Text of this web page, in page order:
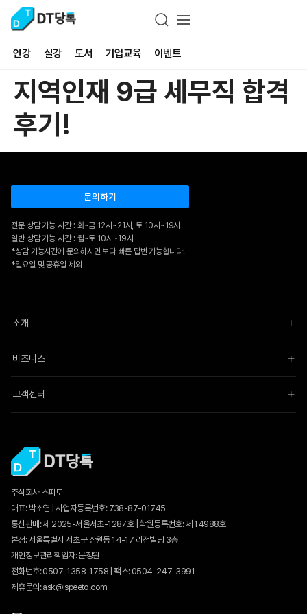
인강 실강 도서 기업교육 이벤트
지역인재 9급 세무직 합격
후기!
문의하기
전문 상담 가능 시간 : 화~금 12시~21시, 토 10시~19시
일반 상담 가능 시간 : 월~토 10시~19시
*상담 가능시간에 문의하시면 보다 빠른 답변 가능합니다.
*일요일 및 공휴일 제외
소개
비즈니스
고객센터
주식회사 스피토
대표: 박소연 | 사업자등록번호: 738-87-01745
통신판매:제 2025-서울서초-1287호| 학원등록번호: 제 14988호
본점: 서울특별시 서초구 잠원동 14-17 라전빌딩 3층
개인정보관리책임자: 문정원
전화번호: 0507-1358-1758 | 팩스: 0504-247-3991
제휴문의: ask@ispeeto.com